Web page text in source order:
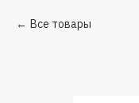
Все товары